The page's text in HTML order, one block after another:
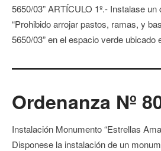
5650/03” ARTÍCULO 1º.- Instalase
“Prohibido arrojar pastos, ramas, y
5650/03” en el espacio verde
Ordenanza Nº
Instalación Monumento “Estrellas
Disponese la instalación de un